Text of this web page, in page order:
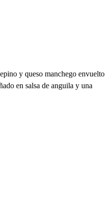
y queso manchego envuelto
en salsa de anguila y una